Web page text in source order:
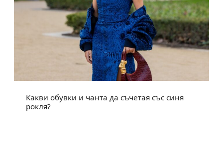
Какви обувки и чанта да съчетая със синя
рокля?